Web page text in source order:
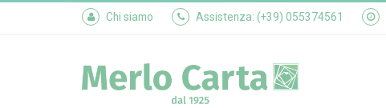
Chi siamo Assistenza: (+39) 055374561